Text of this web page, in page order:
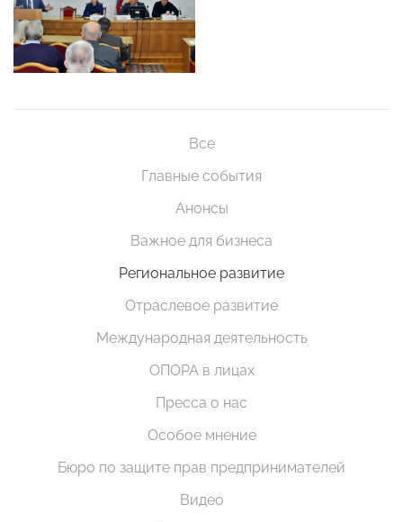
Все
Главные события
Анонсы
Важное для бизнеса
Региональное развитие
Отраслевое развитие
Международная деятельность
ОПОРА в лицах
Пресса о нас
Особое мнение
Бюро по защите прав предпринимателей
Видео